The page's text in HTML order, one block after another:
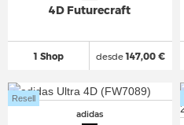
4D Futurecraft
1 Shop desde147,00 €
adidas
Resell